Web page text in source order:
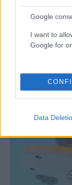
Google
I want to
Google for
Data
Μαζική έξοδος
δρόμοι –
ΑΝΑΡΤΗΘΗΚΕ ΑΠΟ